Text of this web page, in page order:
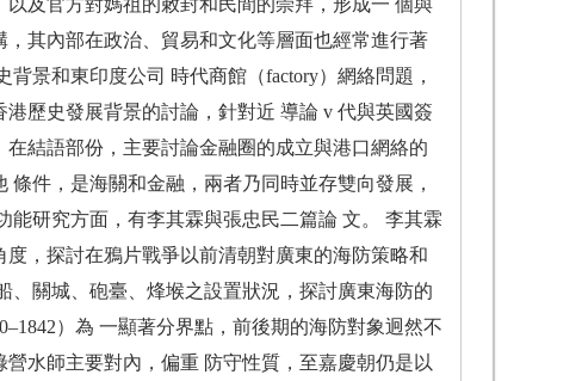
及官方對媽祖的敕封和民間的崇拜，形成一 個與
其內部在政治、貿易和文化等層面也經常進行著
景和東印度公司 時代商館（factory）網絡問題，
歷史發展背景的討論，針對近 導論 v 代與英國簽
結語部份，主要討論金融圈的成立與港口網絡的
件，是海關和金融，兩者乃同時並存雙向發展，
研究方面，有李其霖與張忠民二篇論 文。 李其霖
，探討在鴉片戰爭以前清朝對廣東的海防策略和
關城、砲臺、烽堠之設置狀況，探討廣東海防的
）為 一顯著分界點，前後期的海防對象迥然不
水師主要對內，偏重 防守性質，至嘉慶朝仍是以